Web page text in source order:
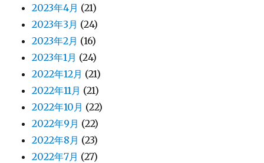
2023年4月 (21)
2023年3月 (24)
2023年2月 (16)
2023年1月 (24)
2022年12月 (21)
2022年11月 (21)
2022年10月 (22)
2022年9月 (22)
2022年8月 (23)
2022年7月 (27)